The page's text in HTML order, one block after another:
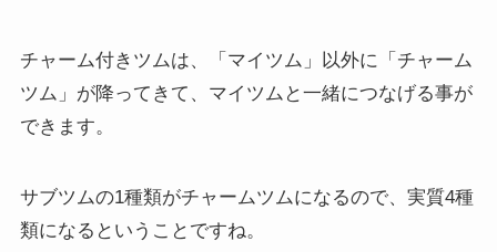
チャーム付きツムは、「マイツム」以外に「チャーム
ツム」が降ってきて、マイツムと一緒につなげる事が
できます。
サブツムの1種類がチャームツムになるので、実質4種
類になるということですね。